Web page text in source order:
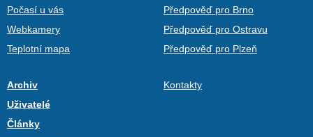
Počasí u vás
Webkamery
Teplotní mapa
Předpověď pro Brno
Předpověď pro Ostravu
Předpověď pro Plzeň
Archiv
Uživatelé
Články
Kontakty